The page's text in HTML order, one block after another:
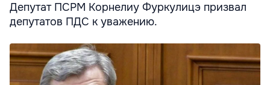
Депутат ПСРМ Корнелиу Фуркулицэ призвал
депутатов ПДС к уважению.